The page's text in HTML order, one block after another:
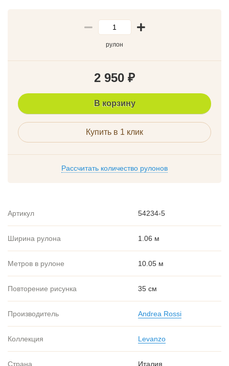
рулон
2 950 ₽
В корзину
Купить в 1 клик
Рассчитать количество рулонов
Артикул 54234-5
Ширина рулона 1.06 м
Метров в рулоне 10.05 м
Повторение рисунка 35 см
Производитель Andrea Rossi
Коллекция Levanzo
Страна Италия